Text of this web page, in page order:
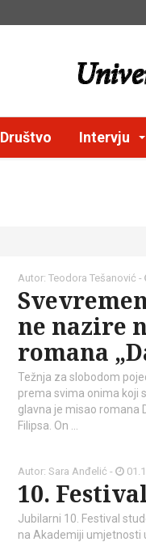
Društvo Intervju
Autor: Teodora Tešanović -
ne nazire
romana
Težnja za slobodom
prema svima onima koji
glavna je misao romana
Filipsa. On …
Autor: Sara Anđelić -
10.
Jubilarni 10. Festival
na Akademiji umjetnosti